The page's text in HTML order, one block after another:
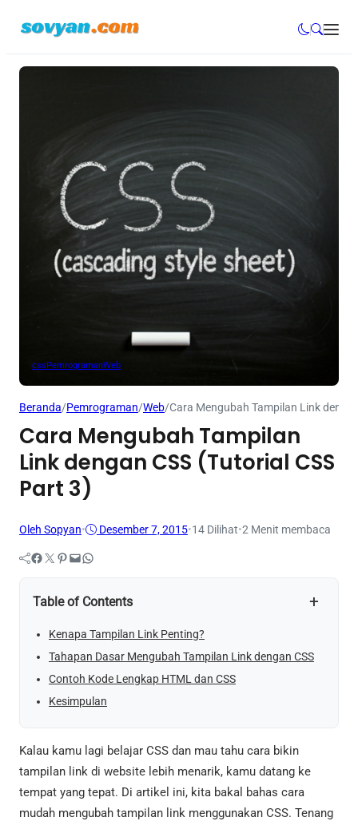
cssPemrogramanWeb
Beranda/Pemrograman/Web/Cara Mengubah Tampilan Link
Cara Mengubah Tampilan
Link dengan CSS (Tutorial CSS
Part 3)
Oleh Sopyan• Desember 7, 2015•14 Dilihat•2 Menit membaca
Facebook Twitter Pinterest Mail WhatsApp
Table of Contents +
Kenapa Tampilan Link Penting?
Tahapan Dasar Mengubah Tampilan Link dengan CSS
Contoh Kode Lengkap HTML dan CSS
Kesimpulan
Kalau kamu lagi belajar CSS dan mau tahu cara bikin
tampilan link di website lebih menarik, kamu datang ke
tempat yang tepat. Di artikel ini, kita bakal bahas cara
mudah mengubah tampilan link menggunakan CSS. Tenang